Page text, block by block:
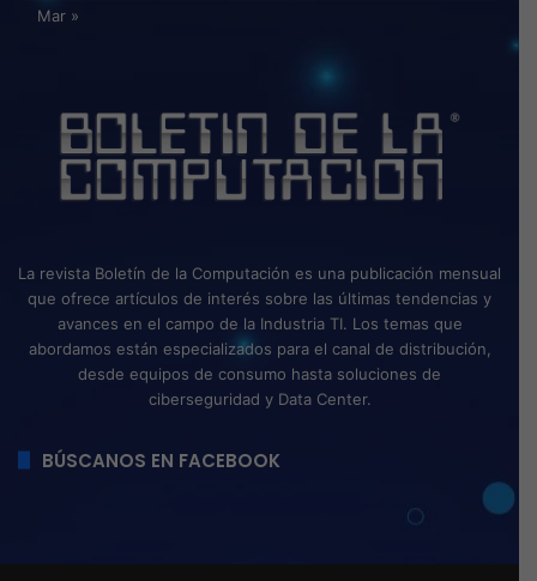
Mar »
La revista Boletín de la Computación es una publicación mensual
que ofrece artículos de interés sobre las últimas tendencias y
avances en el campo de la Industria TI. Los temas que
abordamos están especializados para el canal de distribución,
desde equipos de consumo hasta soluciones de
ciberseguridad y Data Center.
BÚSCANOS EN FACEBOOK